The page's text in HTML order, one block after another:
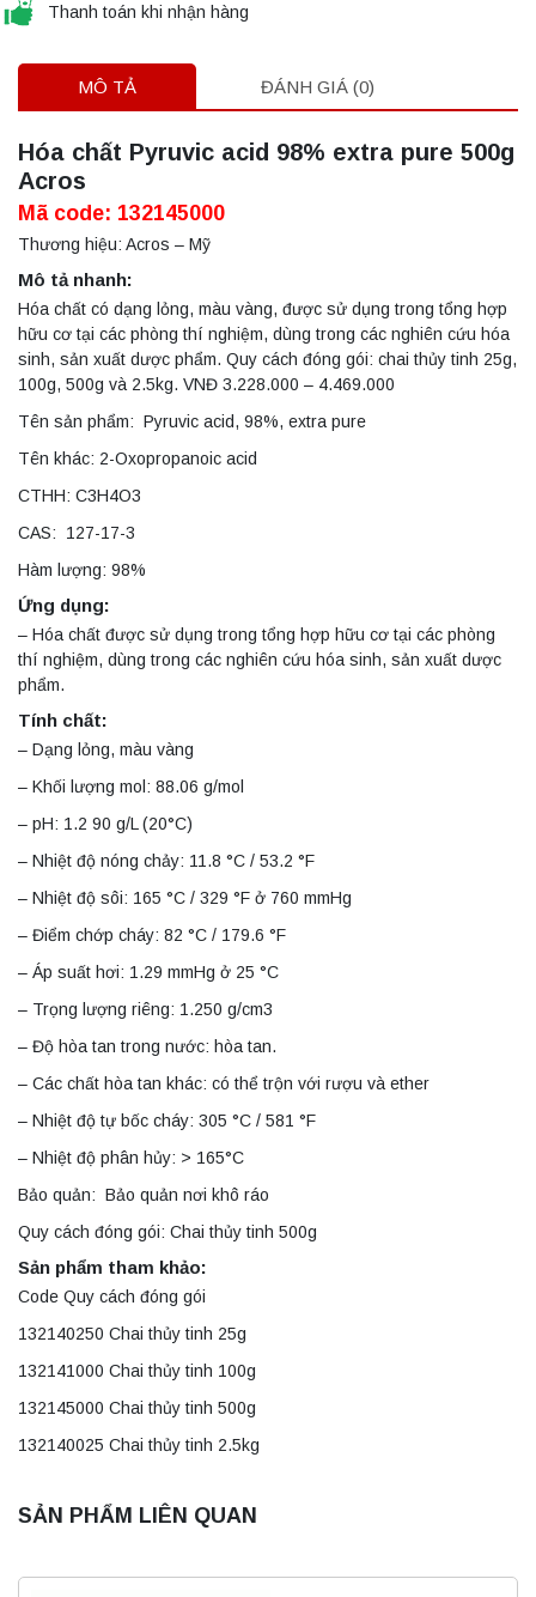
Thanh toán khi nhận hàng
MÔ TẢ ĐÁNH GIÁ (0)
Hóa chất Pyruvic acid 98% extra pure 500g
Acros
Mã code: 132145000
Thương hiệu: Acros – Mỹ
Mô tả nhanh:
Hóa chất có dạng lỏng, màu vàng, được sử dụng trong tổng hợp
hữu cơ tại các phòng thí nghiệm, dùng trong các nghiên cứu hóa
sinh, sản xuất dược phẩm. Quy cách đóng gói: chai thủy tinh 25g,
100g, 500g và 2.5kg. VNĐ 3.228.000 – 4.469.000
Tên sản phẩm: Pyruvic acid, 98%, extra pure
Tên khác: 2-Oxopropanoic acid
CTHH: C3H4O3
CAS: 127-17-3
Hàm lượng: 98%
Ứng dụng:
– Hóa chất được sử dụng trong tổng hợp hữu cơ tại các phòng
thí nghiệm, dùng trong các nghiên cứu hóa sinh, sản xuất dược
phẩm.
Tính chất:
– Dạng lỏng, màu vàng
– Khối lượng mol: 88.06 g/mol
– pH: 1.2 90 g/L (20°C)
– Nhiệt độ nóng chảy: 11.8 °C / 53.2 °F
– Nhiệt độ sôi: 165 °C / 329 °F ở 760 mmHg
– Điểm chớp cháy: 82 °C / 179.6 °F
– Áp suất hơi: 1.29 mmHg ở 25 °C
– Trọng lượng riêng: 1.250 g/cm3
– Độ hòa tan trong nước: hòa tan.
– Các chất hòa tan khác: có thể trộn với rượu và ether
– Nhiệt độ tự bốc cháy: 305 °C / 581 °F
– Nhiệt độ phân hủy: > 165°C
Bảo quản: Bảo quản nơi khô ráo
Quy cách đóng gói: Chai thủy tinh 500g
Sản phẩm tham khảo:
Code Quy cách đóng gói
132140250 Chai thủy tinh 25g
132141000 Chai thủy tinh 100g
132145000 Chai thủy tinh 500g
132140025 Chai thủy tinh 2.5kg
SẢN PHẨM LIÊN QUAN